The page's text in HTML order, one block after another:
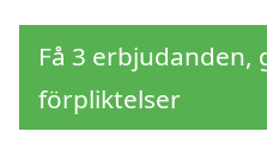
Få 3 erbjudanden,
förpliktelser